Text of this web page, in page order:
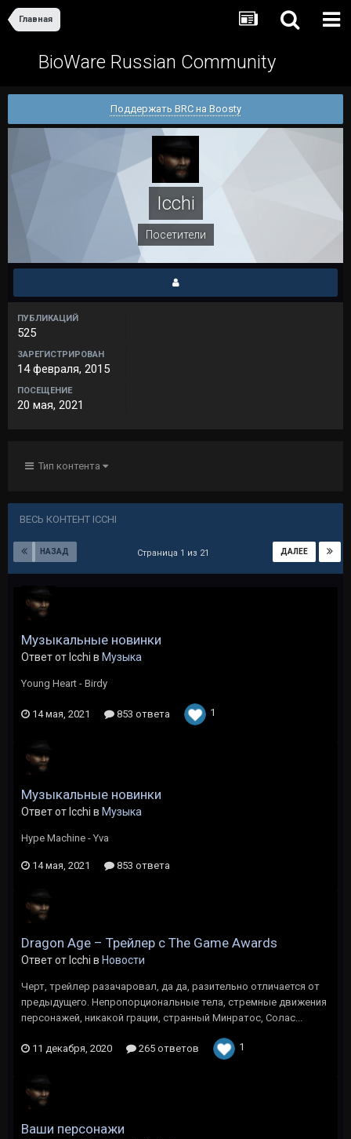
Главная
BioWare Russian Community
Поддержать BRC на Boosty
Icchi
Посетители
ПУБЛИКАЦИЙ
525
ЗАРЕГИСТРИРОВАН
14 февраля, 2015
ПОСЕЩЕНИЕ
20 мая, 2021
Тип контента
ВЕСЬ КОНТЕНТ ICCHI
НАЗАД ДАЛЕЕ
Страница 1 из 21
Музыкальные новинки
Ответ от Icchi в Музыка
Young Heart - Birdy
14 мая, 2021 853 ответа 1
Музыкальные новинки
Ответ от Icchi в Музыка
Hype Machine - Yva
14 мая, 2021 853 ответа
Dragon Age – Трейлер с The Game Awards
Ответ от Icchi в Новости
Черт, трейлер разачаровал, да да, разительно отличается от
предыдущего. Непропорциональные тела, стремные движения
персонажей, никакой грации, странный Минратос, Солас...
11 декабря, 2020 265 ответов 1
Ваши персонажи